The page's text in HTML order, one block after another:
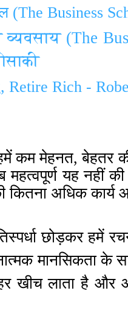
(The Business
व्यवसाय (The
Retire Rich -
कम मेहनत, बेहतर
महत्वपूर्ण यह नहीं
कितना अधिक
छोड़कर हमें
मानसिकता के
खीच लाता है और